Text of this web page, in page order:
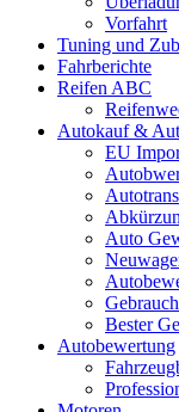
Vorfahrt
Tuning und
Fahrberichte
Reifen ABC
Autokauf &
EU
Auto
Bester
Autobewertung